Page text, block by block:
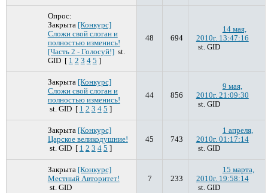
Опрос:
Закрыта [Конкурс]
Сложи свой слоган и
полностью изменись!
[Часть 2 - Голосуй!] st.
GID [ 1 2 3 4 5 ]
48 694
14 мая,
2010г. 13:47:16
st. GID
Закрыта [Конкурс]
Сложи свой слоган и
полностью изменись!
st. GID [ 1 2 3 4 5 ]
44 856
9 мая,
2010г. 21:09:30
st. GID
Закрыта [Конкурс]
Царское великодушние!
st. GID [ 1 2 3 4 5 ]
45 743
1 апреля,
2010г. 01:17:14
st. GID
Закрыта [Конкурс]
Местный Авторитет!
st. GID
7 233
15 марта,
2010г. 19:58:14
st. GID